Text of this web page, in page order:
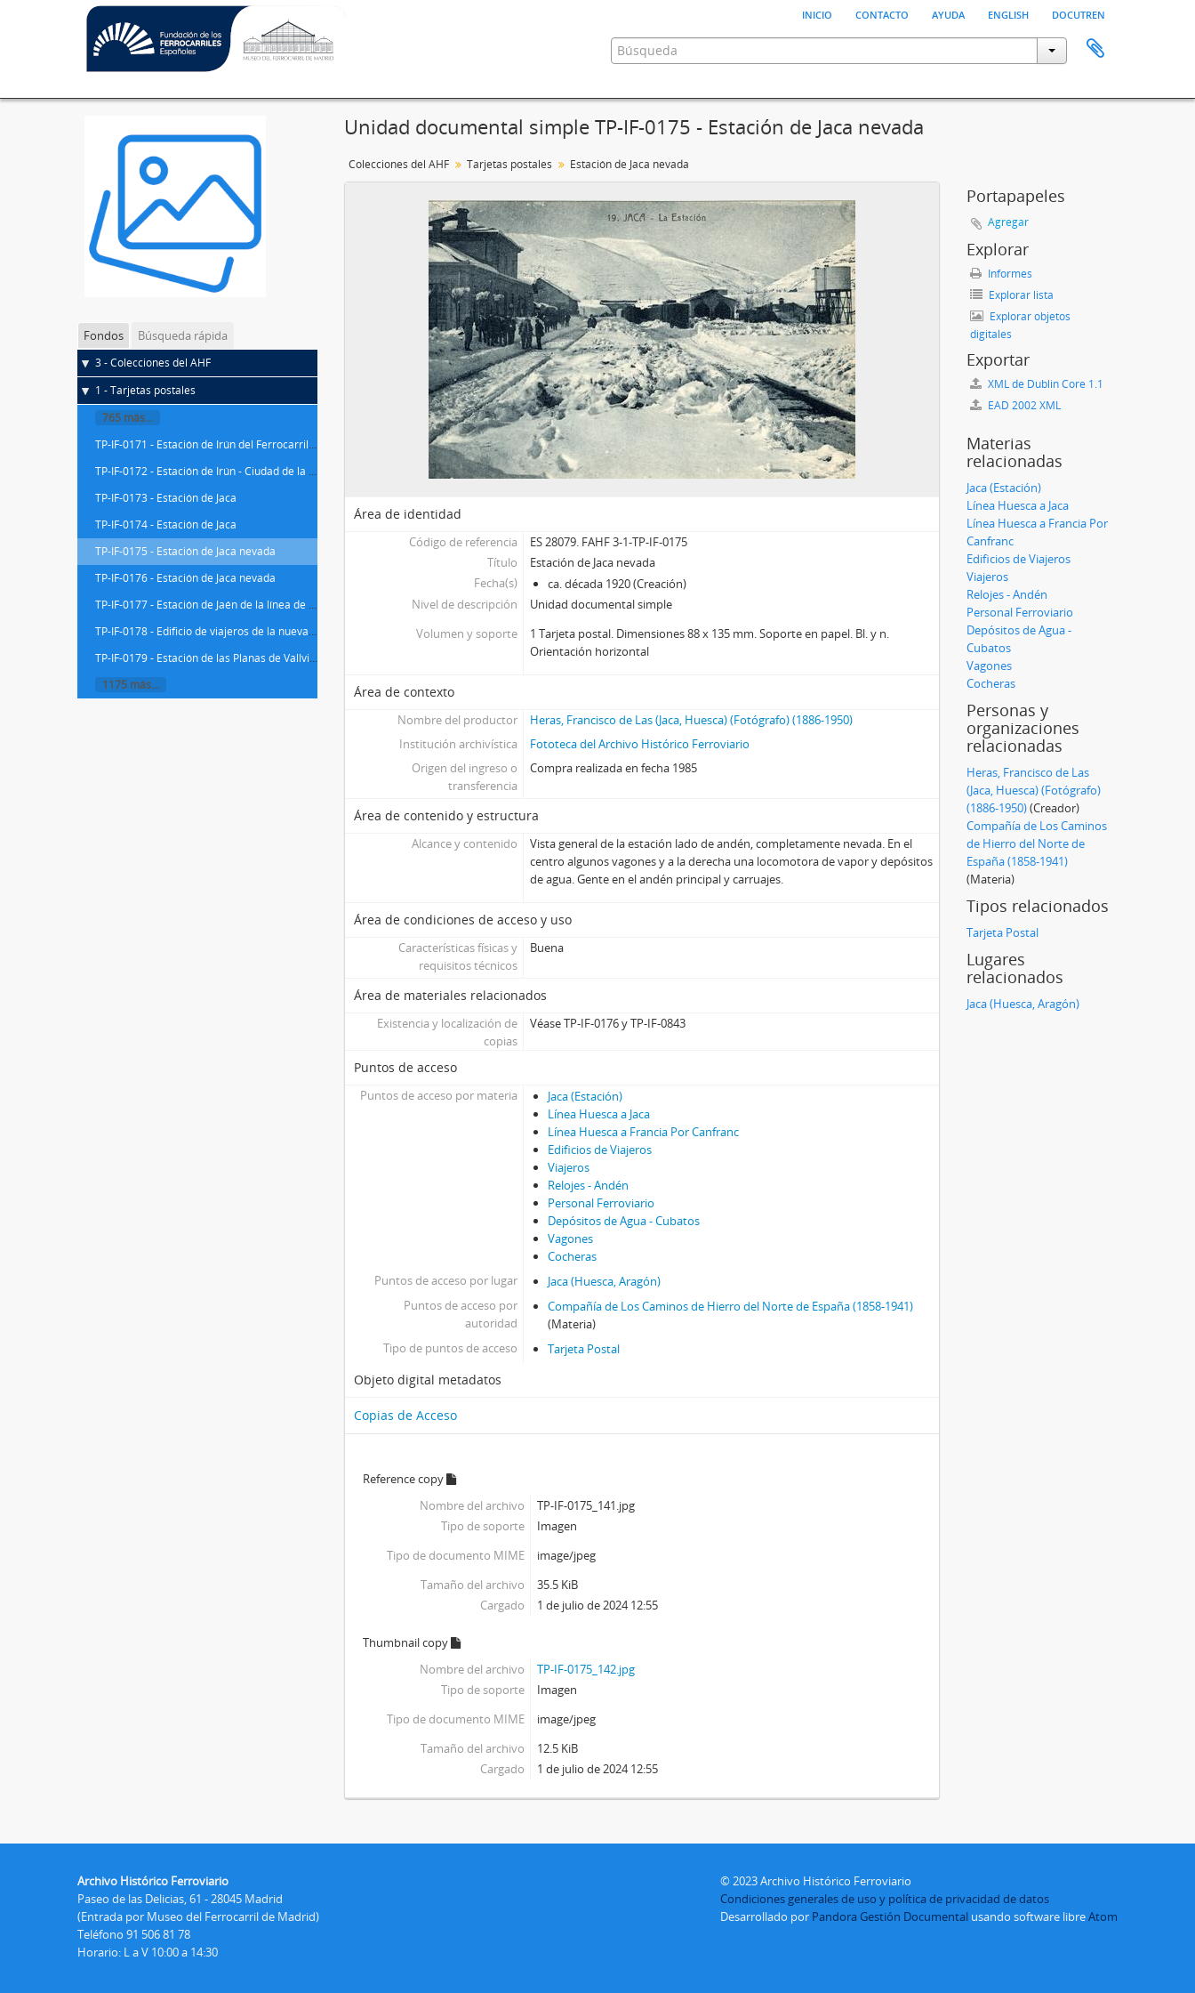
inicio contacto ayuda english docutren
Fondos Búsqueda rápida
3 - Colecciones del AHF
1 - Tarjetas postales
765 más...
TP-IF-0171 - Estación de Irún del Ferrocarril de San Sebastián a la Frontera Francesa (SSFF)
TP-IF-0172 - Estación de Irún - Ciudad de la línea de Irún a Elizondo del Ferrocarril del del Bidasoa
TP-IF-0173 - Estación de Jaca
TP-IF-0174 - Estación de Jaca
TP-IF-0175 - Estación de Jaca nevada
TP-IF-0176 - Estación de Jaca nevada
TP-IF-0177 - Estación de Jaén de la línea de Puente Genil a Linares de la Compañía de los Ferrocarriles Andaluces
TP-IF-0178 - Edificio de viajeros de la nueva estación de La Peña
TP-IF-0179 - Estación de las Planas de Vallvidrera
1175 más...
Unidad documental simple TP-IF-0175 - Estación de Jaca nevada
Colecciones del AHF Tarjetas postales Estación de Jaca nevada
Área de identidad
Código de referencia
ES 28079. FAHF 3-1-TP-IF-0175
Título
Estación de Jaca nevada
Fecha(s)
ca. década 1920 (Creación)
Nivel de descripción
Unidad documental simple
Volumen y soporte
1 Tarjeta postal. Dimensiones 88 x 135 mm. Soporte en papel. Bl. y n.
Orientación horizontal
Área de contexto
Nombre del productor
Heras, Francisco de Las (Jaca, Huesca) (Fotógrafo) (1886-1950)
Institución archivística
Fototeca del Archivo Histórico Ferroviario
Origen del ingreso o
transferencia
Compra realizada en fecha 1985
Área de contenido y estructura
Alcance y contenido
Vista general de la estación lado de andén, completamente nevada. En el
centro algunos vagones y a la derecha una locomotora de vapor y depósitos
de agua. Gente en el andén principal y carruajes.
Área de condiciones de acceso y uso
Características físicas y
requisitos técnicos
Buena
Área de materiales relacionados
Existencia y localización de
copias
Véase TP-IF-0176 y TP-IF-0843
Puntos de acceso
Puntos de acceso por materia
Jaca (Estación)
Línea Huesca a Jaca
Línea Huesca a Francia Por Canfranc
Edificios de Viajeros
Viajeros
Relojes - Andén
Personal Ferroviario
Depósitos de Agua - Cubatos
Vagones
Cocheras
Puntos de acceso por lugar
Jaca (Huesca, Aragón)
Puntos de acceso por
autoridad
Compañía de Los Caminos de Hierro del Norte de España (1858-1941)
(Materia)
Tipo de puntos de acceso
Tarjeta Postal
Objeto digital metadatos
Copias de Acceso
Reference copy
Nombre del archivo
TP-IF-0175_141.jpg
Tipo de soporte
Imagen
Tipo de documento MIME
image/jpeg
Tamaño del archivo
35.5 KiB
Cargado
1 de julio de 2024 12:55
Thumbnail copy
Nombre del archivo
TP-IF-0175_142.jpg
Tipo de soporte
Imagen
Tipo de documento MIME
image/jpeg
Tamaño del archivo
12.5 KiB
Cargado
1 de julio de 2024 12:55
Portapapeles
Agregar
Explorar
Informes
Explorar lista
Explorar objetos
digitales
Exportar
XML de Dublin Core 1.1
EAD 2002 XML
Materias
relacionadas
Jaca (Estación)
Línea Huesca a Jaca
Línea Huesca a Francia Por
Canfranc
Edificios de Viajeros
Viajeros
Relojes - Andén
Personal Ferroviario
Depósitos de Agua -
Cubatos
Vagones
Cocheras
Personas y
organizaciones
relacionadas
Heras, Francisco de Las
(Jaca, Huesca) (Fotógrafo)
(1886-1950)(Creador)
Compañía de Los Caminos
de Hierro del Norte de
España (1858-1941)
(Materia)
Tipos relacionados
Tarjeta Postal
Lugares
relacionados
Jaca (Huesca, Aragón)
Archivo Histórico Ferroviario
Paseo de las Delicias, 61 - 28045 Madrid
(Entrada por Museo del Ferrocarril de Madrid)
Teléfono 91 506 81 78
Horario: L a V 10:00 a 14:30
© 2023 Archivo Histórico Ferroviario
Condiciones generales de uso y política de privacidad de datos
Desarrollado por Pandora Gestión Documental usando software libreAtom